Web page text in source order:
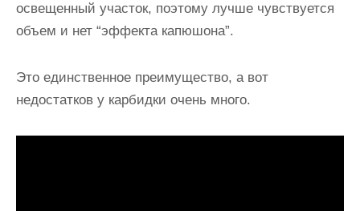
освещенный участок, поэтому лучше чувствуется
объем и нет “эффекта капюшона”.
Это единственное преимущество, а вот
недостатков у карбидки очень много.